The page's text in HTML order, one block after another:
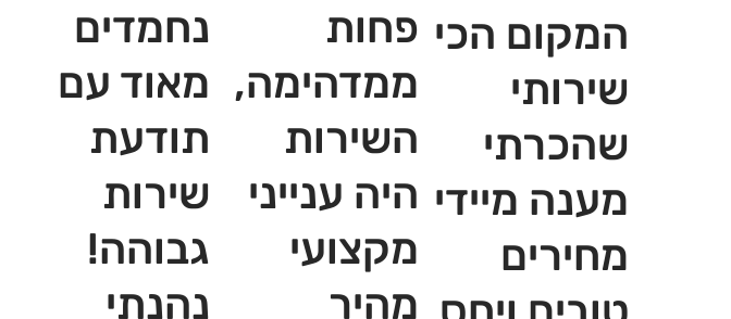
נחמדים
מאוד עם
תודעת
שירות
גבוהה!
נהנתי
פחות
ממדהימה,
השירות
היה ענייני
מקצועי
מהיר
המקום הכי
שירותי
שהכרתי
מענה מיידי
מחירים